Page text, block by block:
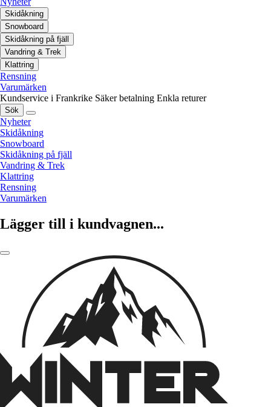
Skidåkning
Snowboard
Skidåkning på fjäll
Vandring & Trek
Klattring
Rensning
Varumärken
Kundservice i Frankrike Säker betalning Enkla returer
Sök
Nyheter
Skidåkning
Snowboard
Skidåkning på fjäll
Vandring & Trek
Klattring
Rensning
Varumärken
Lägger till i kundvagnen...